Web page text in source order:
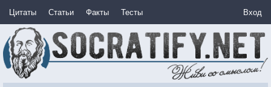
Цитаты Статьи Факты Тесты Вход